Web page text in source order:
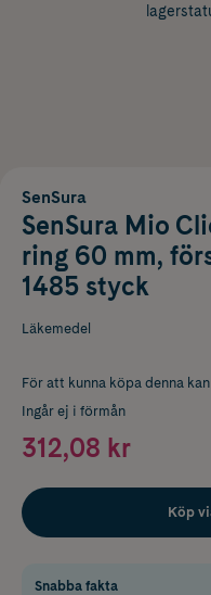
SenSura
SenSura Mio
ring 60 mm,
1485 styck
Läkemedel
För att kunna köpa denna
Ingår ej i förmån
312,08 kr
Köp
Snabba fakta